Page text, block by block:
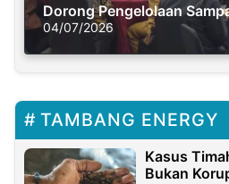
Dorong Pengelolaan
Solusi Krisis Iklim
04/07/2026
TAMBANG ENERGY
Kasus
Bukan